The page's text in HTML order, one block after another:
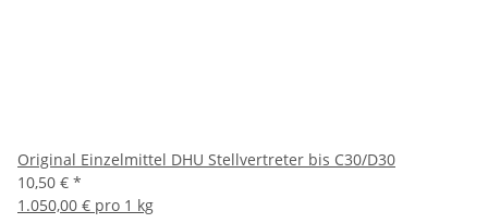
Original Einzelmittel DHU Stellvertreter bis C30/D30
10,50 € *
1.050,00 € pro 1 kg